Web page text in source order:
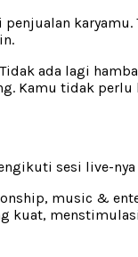
ada lagi
Kamu tidak
sesi live-
music &